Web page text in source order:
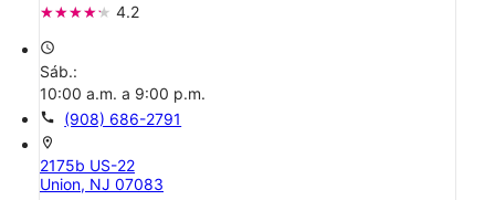
4.2
access_time
Sáb.:
10:00 a.m. a 9:00 p.m.
call (908) 686-2791
location_on
2175b US-22
Union, NJ 07083